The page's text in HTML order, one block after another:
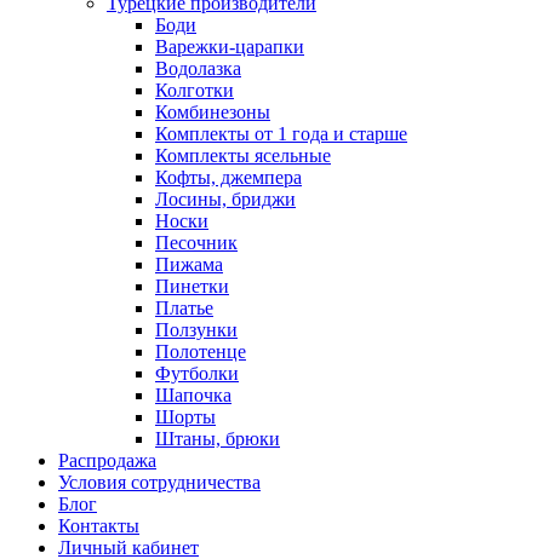
Боди
Варежки-царапки
Водолазка
Колготки
Комбинезоны
Комплекты от 1 года и старше
Комплекты ясельные
Кофты, джемпера
Лосины, бриджи
Носки
Песочник
Пижама
Пинетки
Платье
Ползунки
Полотенце
Футболки
Шапочка
Шорты
Штаны, брюки
Распродажа
Условия сотрудничества
Блог
Контакты
Личный кабинет